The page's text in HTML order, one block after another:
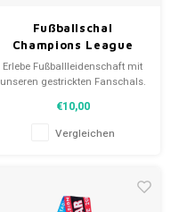
Fußballschal
Champions League
2014/15
Erlebe Fußballleidenschaft mit
unseren gestrickten Fanschals.
Spielernamen, jedes erzählt
eine Geschichte. Wähle aus
gebrauchten und neuen Schals
Deine Quelle für einzigartige
Fanschals!
€10,00
Vergleichen